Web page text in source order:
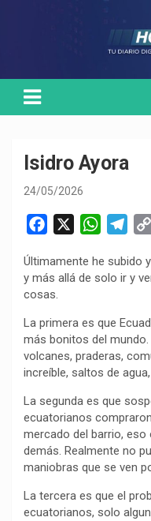
Isidro Ayora
24/05/2026
c
e
o
o
k
W
a
t
A
p
p
l
e
r
a
m
Últimamente he subido
y más allá de solo ir y
cosas.
La primera es que
más bonitos del
volcanes, praderas,
increíble, saltos de
La segunda es que
ecuatorianos
mercado del barrio, eso
demás. Realmente no
maniobras que se ven
La tercera es que el
ecuatorianos, solo